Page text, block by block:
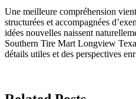
Une meilleure compréhension
structurées et accompagnées
idées nouvelles naissent
Southern Tire Mart Longview
détails utiles et des perspectives